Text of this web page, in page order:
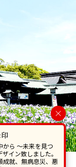
写･複製することを
×
から 〜未来を見つ
イン致しました。
就、無病息災、悪